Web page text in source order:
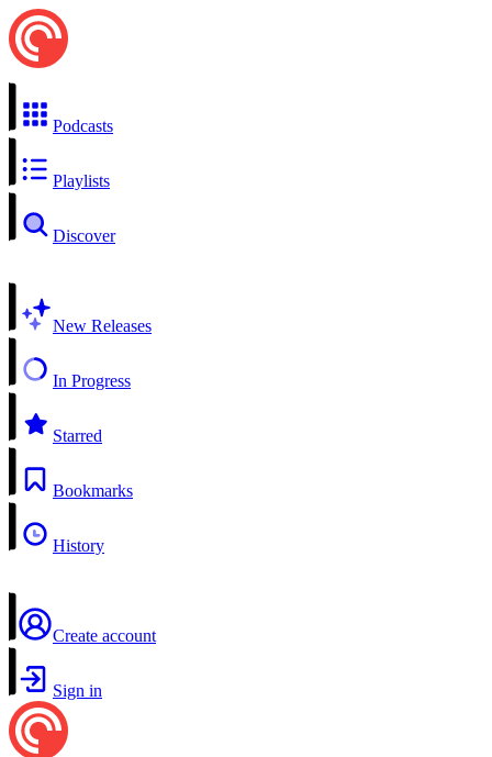
Podcasts
Playlists
Discover
New Releases
In Progress
Starred
Bookmarks
History
Create account
Sign in